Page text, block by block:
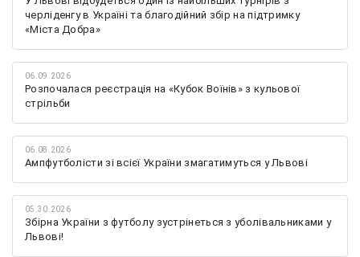
черліденгу в Україні та благодійний збір на підтримку
«Міста Добра»
06.09.2026
Розпочалася реєстрація на «Кубок Воїнів» з кульової
стрільби
06.08.2026
Ампфутболісти зі всієї України змагатимуться у Львові
05.30.2026
Збірна України з футболу зустрінеться з уболівальниками у
Львові!